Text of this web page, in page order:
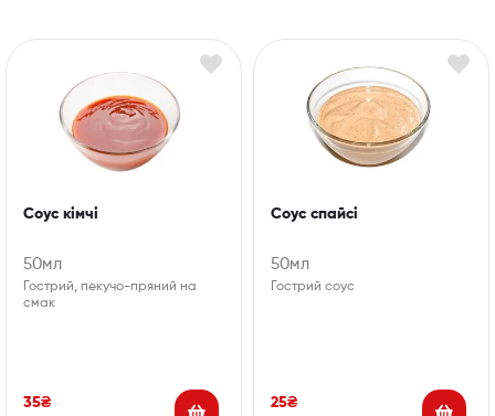
Соус кімчі
50мл
Гострий, пекучо-пряний на
смак
35₴
Соус спайсі
50мл
Гострий соус
25₴